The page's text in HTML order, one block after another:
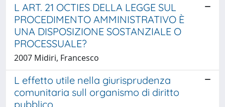
L ART. 21 OCTIES DELLA LEGGE SUL
PROCEDIMENTO AMMINISTRATIVO È
UNA DISPOSIZIONE SOSTANZIALE O
PROCESSUALE?
2007 Midiri, Francesco
L effetto utile nella giurisprudenza
comunitaria sull organismo di diritto
pubblico